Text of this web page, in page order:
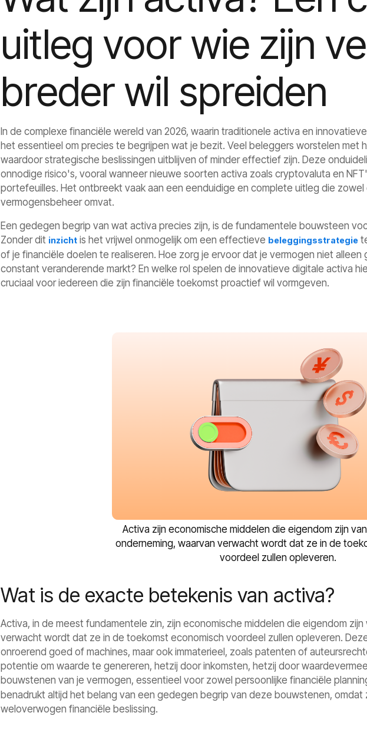
uitleg voor wie zijn
breder wil spreiden
In de complexe financiële wereld van 2026, waarin traditionele activa en
het essentieel om precies te begrijpen wat je bezit. Veel beleggers worstelen met
waardoor strategische beslissingen uitblijven of minder effectief zijn. Deze
onnodige risico's, vooral wanneer nieuwe soorten activa zoals cryptovaluta en
portefeuilles. Het ontbreekt vaak aan een eenduidige en complete uitleg die zowel
vermogensbeheer omvat.
Een gedegen begrip van wat activa precies zijn, is de fundamentele bouwsteen
Zonder dit inzicht is het vrijwel onmogelijk om een effectieve beleggingsstrategie
of je financiële doelen te realiseren. Hoe zorg je ervoor dat je vermogen niet alleen
constant veranderende markt? En welke rol spelen de innovatieve digitale activa
cruciaal voor iedereen die zijn financiële toekomst proactief wil vormgeven.
Activa zijn economische middelen die eigendom zijn
onderneming, waarvan verwacht wordt dat ze in de
voordeel zullen opleveren.
Wat is de exacte betekenis van activa?
Activa, in de meest fundamentele zin, zijn economische middelen die eigendom
verwacht wordt dat ze in de toekomst economisch voordeel zullen opleveren.
onroerend goed of machines, maar ook immaterieel, zoals patenten of
potentie om waarde te genereren, hetzij door inkomsten, hetzij door
bouwstenen van je vermogen, essentieel voor zowel persoonlijke financiële
benadrukt altijd het belang van een gedegen begrip van deze bouwstenen, omdat
weloverwogen financiële beslissing.